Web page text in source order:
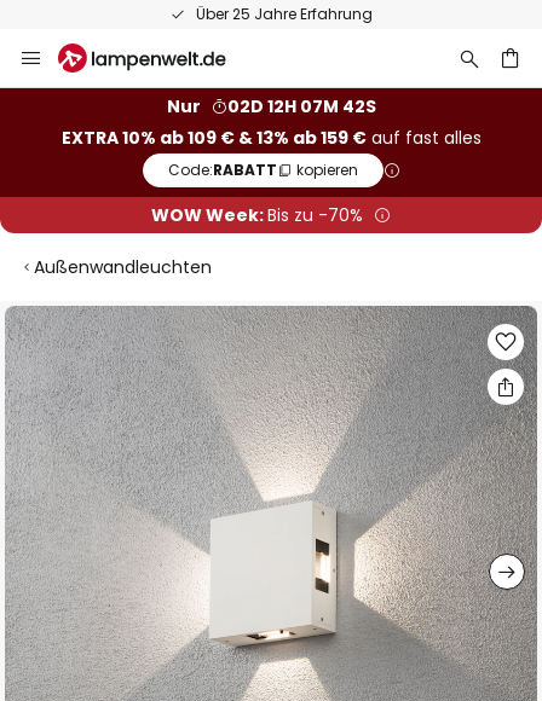
Über 25 Jahre Erfahrung
Inhalt
Nur
02D 12H 07M 41S
EXTRA 10% ab 109 € & 13% ab 159 €auf fast alles
Code:RABATT kopieren
WOW Week:Bis zu -70%
Außenwandleuchten
Zum
Ende
der
Bildgalerie
springen